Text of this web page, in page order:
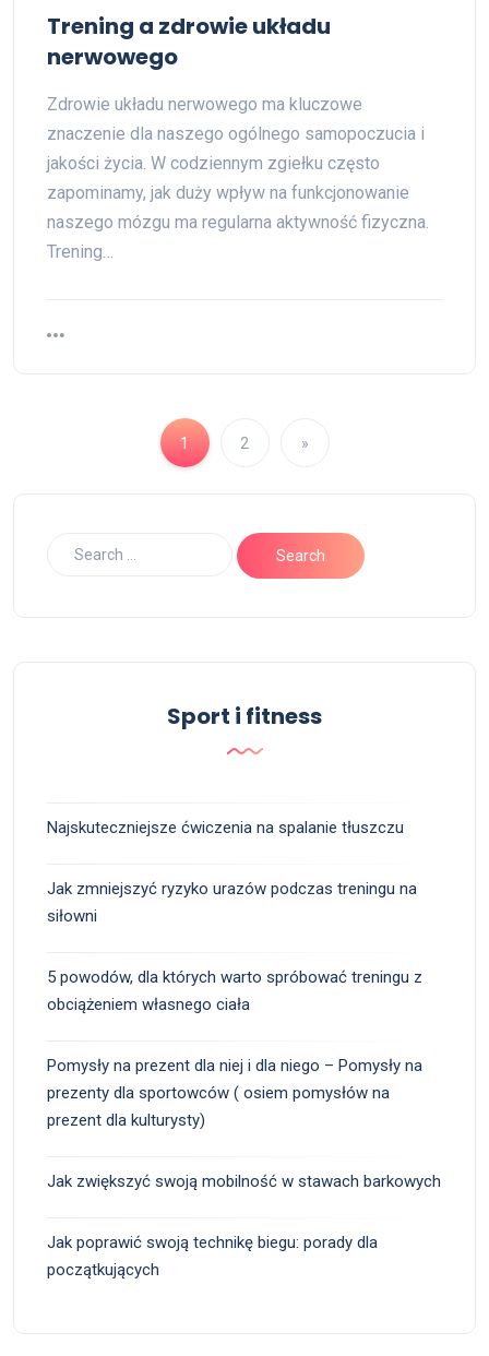
Trening a zdrowie układu
nerwowego
Zdrowie układu nerwowego ma kluczowe
znaczenie dla naszego ogólnego samopoczucia i
jakości życia. W codziennym zgiełku często
zapominamy, jak duży wpływ na funkcjonowanie
naszego mózgu ma regularna aktywność fizyczna.
Trening…
1 2 »
Sport i fitness
Najskuteczniejsze ćwiczenia na spalanie tłuszczu
Jak zmniejszyć ryzyko urazów podczas treningu na
siłowni
5 powodów, dla których warto spróbować treningu z
obciążeniem własnego ciała
Pomysły na prezent dla niej i dla niego – Pomysły na
prezenty dla sportowców ( osiem pomysłów na
prezent dla kulturysty)
Jak zwiększyć swoją mobilność w stawach barkowych
Jak poprawić swoją technikę biegu: porady dla
początkujących